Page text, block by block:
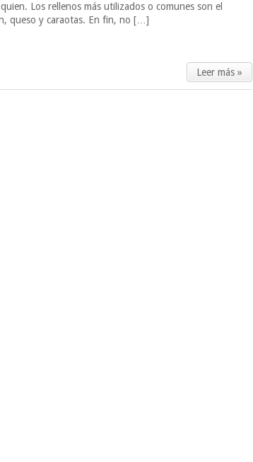
Los rellenos más utilizados o comunes son el
queso y caraotas. En fin, no […]
Leer más »